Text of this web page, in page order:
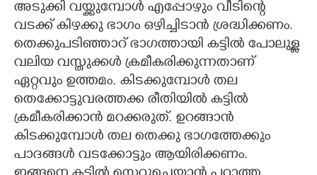
അടുക്കി വയ്ക്കുമ്പോൾ എപ്പോഴും വീടിന്റെ
വടക്ക് കിഴക്കു ഭാഗം ഒഴിച്ചിടാൻ ശ്രദ്ധിക്കണം.
തെക്കുപടിഞ്ഞാറ് ഭാഗത്തായി കട്ടിൽ പോലുള്ള
വലിയ വസ്തുക്കൾ ക്രമീകരിക്കുന്നതാണ്
ഏറ്റവും ഉത്തമം. കിടക്കുമ്പോൾ തല
തെക്കോട്ടുവരത്തക്ക രീതിയിൽ കട്ടിൽ
ക്രമീകരിക്കാൻ മറക്കരുത്. ഉറങ്ങാൻ
കിടക്കുമ്പോൾ തല തെക്കു ഭാഗത്തേക്കും
പാദങ്ങൾ വടക്കോട്ടും ആയിരിക്കണം.